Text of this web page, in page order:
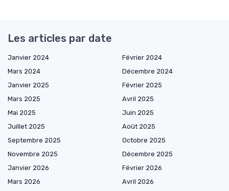
Les articles par date
Janvier 2024
Février 2024
Mars 2024
Décembre 2024
Janvier 2025
Février 2025
Mars 2025
Avril 2025
Mai 2025
Juin 2025
Juillet 2025
Août 2025
Septembre 2025
Octobre 2025
Novembre 2025
Décembre 2025
Janvier 2026
Février 2026
Mars 2026
Avril 2026